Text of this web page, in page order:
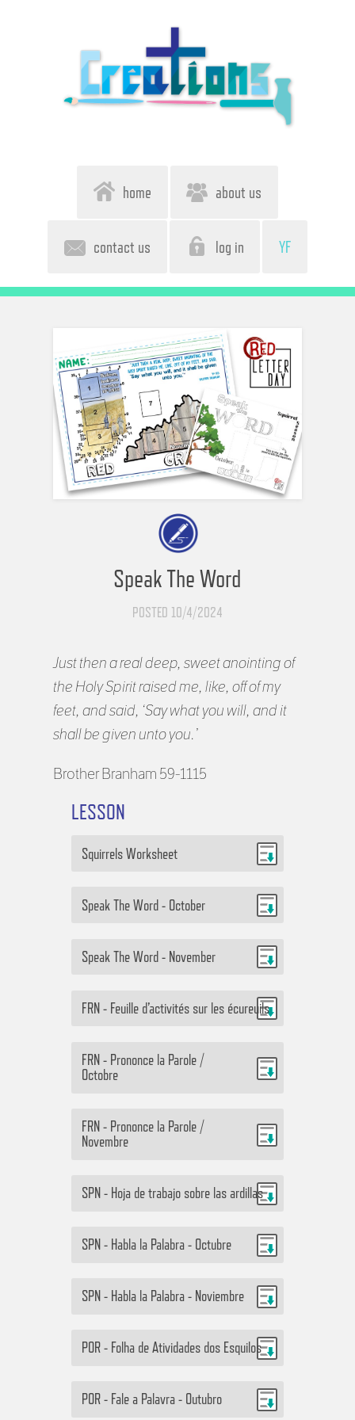
home about us
contact us log in YF
Speak The Word
POSTED 10/4/2024
Just then a real deep, sweet anointing of
the Holy Spirit raised me, like, off of my
feet, and said, ‘Say what you will, and it
shall be given unto you.’
Brother Branham 59-1115
LESSON
Squirrels Worksheet
Speak The Word - October
Speak The Word - November
FRN - Feuille d’activités sur les écureuils
FRN - Prononce la Parole /
Octobre
FRN - Prononce la Parole /
Novembre
SPN - Hoja de trabajo sobre las ardillas
SPN - Habla la Palabra - Octubre
SPN - Habla la Palabra - Noviembre
POR - Folha de Atividades dos Esquilos
POR - Fale a Palavra - Outubro